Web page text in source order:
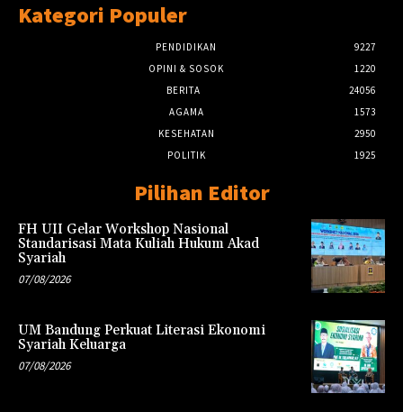
Kategori Populer
PENDIDIKAN
9227
OPINI & SOSOK
1220
BERITA
24056
AGAMA
1573
KESEHATAN
2950
POLITIK
1925
Pilihan Editor
FH UII Gelar Workshop Nasional
Standarisasi Mata Kuliah Hukum Akad
Syariah
07/08/2026
UM Bandung Perkuat Literasi Ekonomi
Syariah Keluarga
07/08/2026